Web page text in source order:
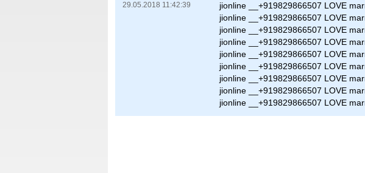
29.05.2018 11:42:39
jionline __+919829866507 LOVE
jionline __+919829866507 LOVE
jionline __+919829866507 LOVE
jionline __+919829866507 LOVE
jionline __+919829866507 LOVE
jionline __+919829866507 LOVE
jionline __+919829866507 LOVE
jionline __+919829866507 LOVE
jionline __+919829866507 LOVE